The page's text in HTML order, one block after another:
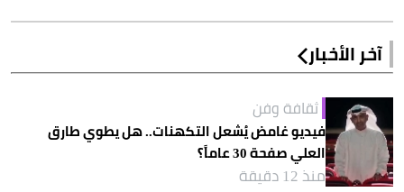
آخر الأخبار
ثقافة وفن
فيديو غامض يُشعل التكهنات.. هل يطوي طارق
العلي صفحة 30 عاماً؟
منذ 12 دقيقة